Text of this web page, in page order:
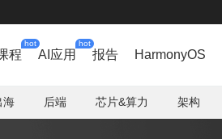
程
hot
AI应用
hot
报告 HarmonyOS
海 后端 芯片&算力 架构